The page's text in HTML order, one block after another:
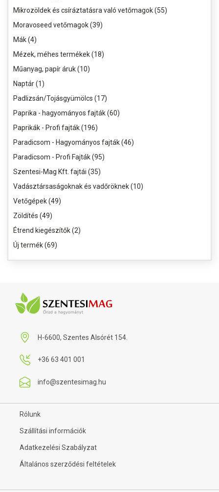
Mikrozöldek és csíráztatásra való vetőmagok (55)
Moravoseed vetőmagok (39)
Mák (4)
Mézek, méhes termékek (18)
Műanyag, papír áruk (10)
Naptár (1)
Padlizsán/Tojásgyümölcs (17)
Paprika - hagyományos fajták (60)
Paprikák - Profi fajták (196)
Paradicsom - Hagyományos fajták (46)
Paradicsom - Profi Fajták (95)
Szentesi-Mag Kft. fajtái (35)
Vadásztársaságoknak és vadőröknek (10)
Vetőgépek (49)
Zöldítés (49)
Étrend kiegészítők (2)
Új termék (69)
H-6600, Szentes Alsórét 154.
+36 63 401 001
info@szentesimag.hu
Rólunk
Szállítási információk
Adatkezelési Szabályzat
Általános szerződési feltételek